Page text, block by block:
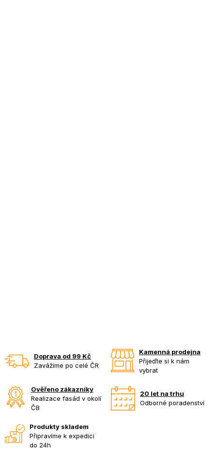
Doprava od 99 Kč
Zavážíme po celé ČR
Kamenná prodejna
Přijeďte si k nám
vybrat
Ověřeno zákazníky
Realizace fasád v okolí
ČB
20 let na trhu
Odborné poradenství
Produkty skladem
Připravíme k expedici
do 24h